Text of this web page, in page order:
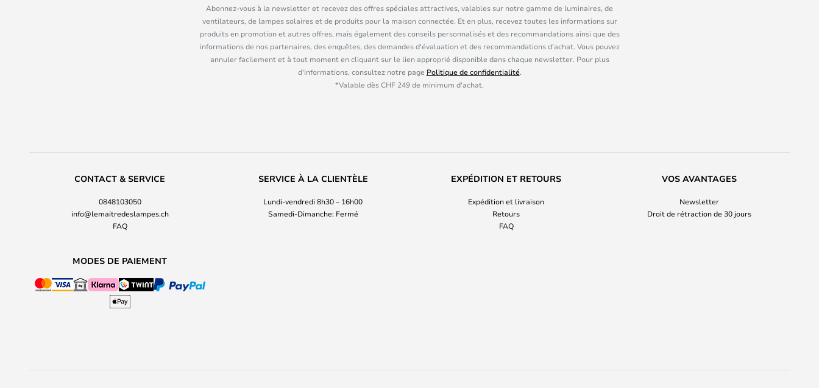
Abonnez-vous à la newsletter et recevez des offres spéciales attractives, valables sur notre gamme de luminaires, de
ventilateurs, de lampes solaires et de produits pour la maison connectée. Et en plus, recevez toutes les informations sur
produits en promotion et autres offres, mais également des conseils personnalisés et des recommandations ainsi que des
informations de nos partenaires, des enquêtes, des demandes d'évaluation et des recommandations d'achat. Vous pouvez
annuler facilement et à tout moment en cliquant sur le lien approprié disponible dans chaque newsletter. Pour plus
d'informations, consultez notre page Politique de confidentialité.
*Valable dès CHF 249 de minimum d'achat.
CONTACT & SERVICE
0848103050
info@lemaitredeslampes.ch
FAQ
SERVICE À LA CLIENTÈLE
Lundi-vendredi 8h30 – 16h00
Samedi-Dimanche: Fermé
EXPÉDITION ET RETOURS
Expédition et livraison
Retours
FAQ
VOS AVANTAGES
Newsletter
Droit de rétraction de 30 jours
MODES DE PAIEMENT